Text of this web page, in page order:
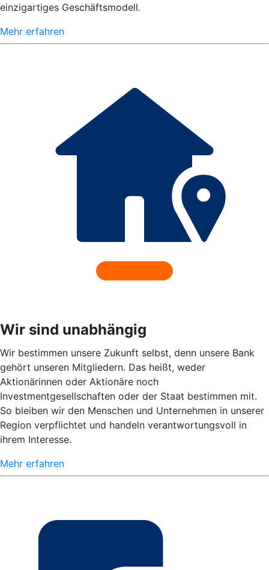
einzigartiges Geschäftsmodell.
Mehr erfahren
Wir sind unabhängig
Wir bestimmen unsere Zukunft selbst, denn unsere Bank
gehört unseren Mitgliedern. Das heißt, weder
Aktionärinnen oder Aktionäre noch
Investmentgesellschaften oder der Staat bestimmen mit.
So bleiben wir den Menschen und Unternehmen in unserer
Region verpflichtet und handeln verantwortungsvoll in
ihrem Interesse.
Mehr erfahren